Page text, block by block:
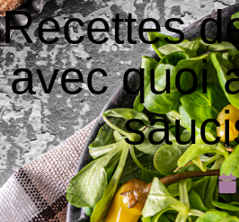
Recettes
avec quoi